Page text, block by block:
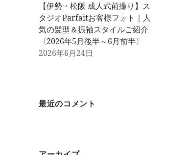
【伊勢・松阪 成人式前撮り】ス
タジオParfaitお客様フォト｜人
気の髪型＆振袖スタイルご紹介
〈2026年5月後半～6月前半〉
2026年6月24日
最近のコメント